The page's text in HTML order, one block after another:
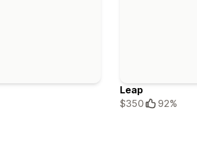
Leap
$350
92%